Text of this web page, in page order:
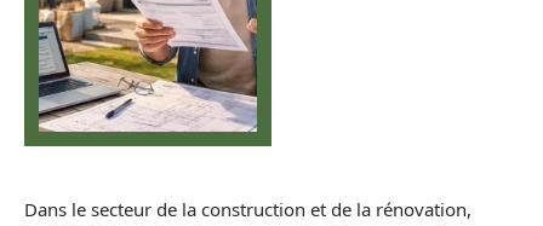
Dans le secteur de la construction et de la rénovation,